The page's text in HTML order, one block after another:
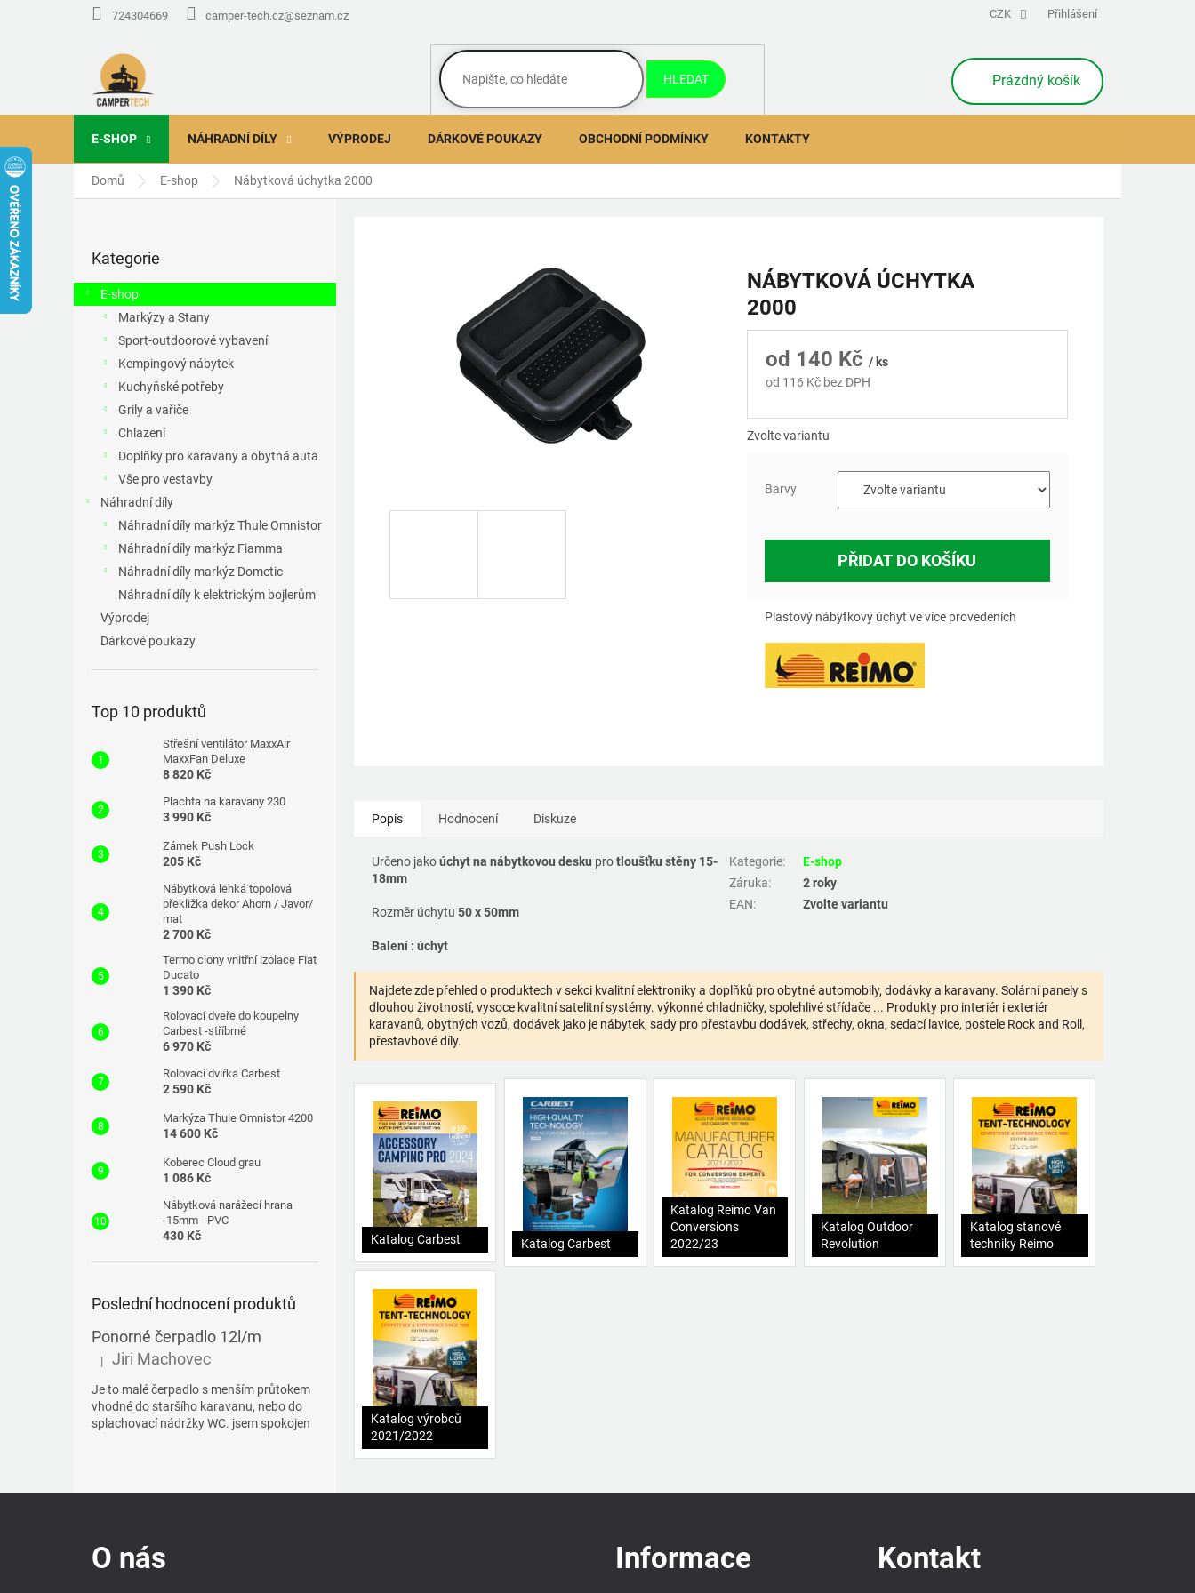
724304669 camper-tech.cz@seznam.cz CZK Přihlášení
HLEDAT
NÁKUPNÍ
KOŠÍK
Prázdný košík
E-SHOP NÁHRADNÍ DÍLY VÝPRODEJ DÁRKOVÉ POUKAZY OBCHODNÍ PODMÍNKY KONTAKTY
Domů E-shop Nábytková úchytka 2000
r
a
kategorie
Kategorie
E-shop
Markýzy a Stany
Sport-outdoorové vybavení
Kempingový nábytek
Kuchyňské potřeby
Grily a vařiče
Chlazení
Doplňky pro karavany a obytná auta
Vše pro vestavby
Náhradní díly
Náhradní díly markýz Thule Omnistor
Náhradní díly markýz Fiamma
Náhradní díly markýz Dometic
Náhradní díly k elektrickým bojlerům
Výprodej
Dárkové poukazy
Top 10 produktů
Střešní ventilátor MaxxAir
MaxxFan Deluxe
8 820 Kč
Plachta na karavany 230
3 990 Kč
Zámek Push Lock
205 Kč
Nábytková lehká topolová
překližka dekor Ahorn / Javor/
mat
2 700 Kč
Termo clony vnitřní izolace Fiat
Ducato
1 390 Kč
Rolovací dveře do koupelny
Carbest -stříbrné
6 970 Kč
Rolovací dvířka Carbest
2 590 Kč
Markýza Thule Omnistor 4200
14 600 Kč
Koberec Cloud grau
1 086 Kč
Nábytková narážecí hrana
-15mm - PVC
430 Kč
Poslední hodnocení produktů
Ponorné čerpadlo 12l/m
Hodnocení produktu je 5 z 5 hvězdiček.
| Jiri Machovec
Je to malé čerpadlo s menším průtokem
vhodné do staršího karavanu, nebo do
splachovací nádržky WC. jsem spokojen
NÁBYTKOVÁ ÚCHYTKA
2000
od 140 Kč / ks
od 116 Kčbez DPH
Zvolte variantu
Barvy
PŘIDAT DO KOŠÍKU
Plastový nábytkový úchyt ve více provedeních
Popis Hodnocení Diskuze
Určeno jakoúchyt na nábytkovou desku protloušťku stěny 15-
18mm
Rozměr úchytu 50 x 50mm
Balení : úchyt
Kategorie:
E-shop
Záruka:
2 roky
EAN: Zvolte variantu
Najdete zde přehled o produktech v sekci kvalitní elektroniky a doplňků pro obytné automobily, dodávky a karavany. Solární panely s
dlouhou životností, vysoce kvalitní satelitní systémy. výkonné chladničky, spolehlivé střídače ... Produkty pro interiér i exteriér
karavanů, obytných vozů, dodávek jako je nábytek, sady pro přestavbu dodávek, střechy, okna, sedací lavice, postele Rock and Roll,
přestavbové díly.
Katalog Carbest Katalog Carbest
Katalog Reimo Van
Conversions
2022/23
Katalog Outdoor
Revolution
Katalog stanové
techniky Reimo
Katalog výrobců
2021/2022
O nás Informace Kontakt